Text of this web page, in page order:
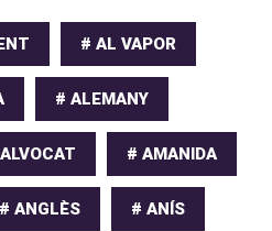
# AL VAPOR
# ALEMANY
# AMANIDA
# ANGLÈS # ANÍS